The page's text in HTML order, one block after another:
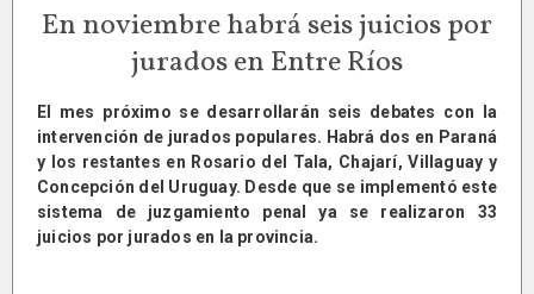
En noviembre habrá seis juicios por
jurados en Entre Ríos
El mes próximo se desarrollarán seis debates con la
intervención de jurados populares. Habrá dos en Paraná
y los restantes en Rosario del Tala, Chajarí, Villaguay y
Concepción del Uruguay. Desde que se implementó este
sistema de juzgamiento penal ya se realizaron 33
juicios por jurados en la provincia.